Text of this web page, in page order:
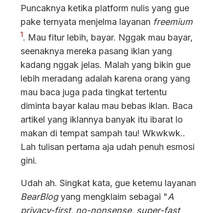
Puncaknya ketika platform nulis yang gue
pake ternyata menjelma layanan freemium
1. Mau fitur lebih, bayar. Nggak mau bayar,
seenaknya mereka pasang iklan yang
kadang nggak jelas. Malah yang bikin gue
lebih meradang adalah karena orang yang
mau baca juga pada tingkat tertentu
diminta bayar kalau mau bebas iklan. Baca
artikel yang iklannya banyak itu ibarat lo
makan di tempat sampah tau! Wkwkwk..
Lah tulisan pertama aja udah penuh esmosi
gini.
Udah ah. Singkat kata, gue ketemu layanan
BearBlogyang mengklaim sebagai "A
privacy-first, no-nonsense, super-fast